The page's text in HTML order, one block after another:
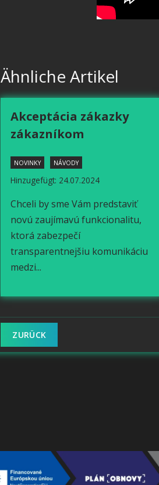
Ähnliche Artikel
Akceptácia zákazky
zákazníkom
NOVINKY NÁVODY
Hinzugefügt: 24.07.2024
Chceli by sme Vám predstaviť
novú zaujímavú funkcionalitu,
ktorá zabezpečí
transparentnejšiu komunikáciu
medzi...
ZURÜCK